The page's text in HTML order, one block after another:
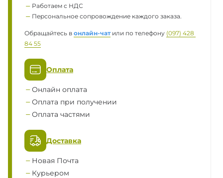
Работаем с НДС
Персональное сопровождение каждого заказа.
Обращайтесь в онлайн-чатили по телефону (097) 428
84 55
Оплата
Онлайн оплата
Оплата при получении
Оплата частями
Доставка
Новая Почта
Курьером